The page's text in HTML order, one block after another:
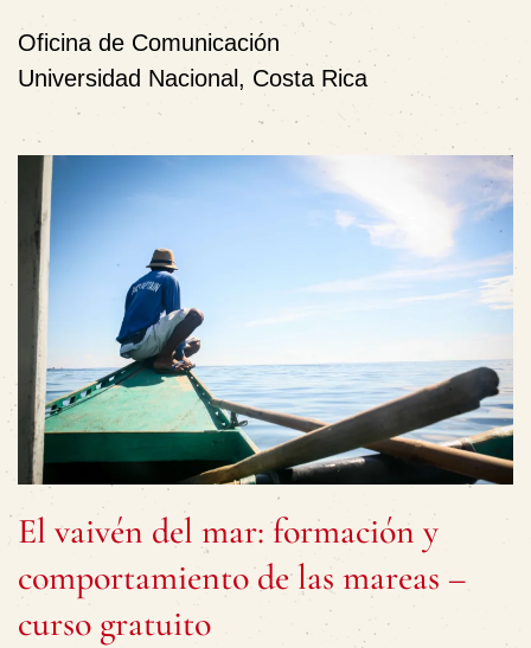
Oficina de Comunicación
Universidad Nacional, Costa Rica
El vaivén del mar: formación y
comportamiento de las mareas –
curso gratuito